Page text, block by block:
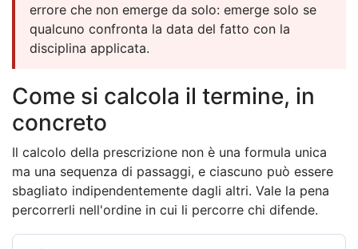
errore che non emerge da solo: emerge solo se
qualcuno confronta la data del fatto con la
disciplina applicata.
Come si calcola il termine, in
concreto
Il calcolo della prescrizione non è una formula unica
ma una sequenza di passaggi, e ciascuno può essere
sbagliato indipendentemente dagli altri. Vale la pena
percorrerli nell'ordine in cui li percorre chi difende.